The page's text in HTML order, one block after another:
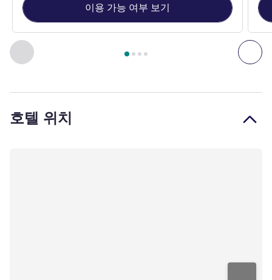
이전 - 객실 다
4/ 페이지 , 객실 1 : 스탠다드룸 - 트윈 베드 , 객실 2 : 스탠다
이용 가능 여부 보기
호텔 위치